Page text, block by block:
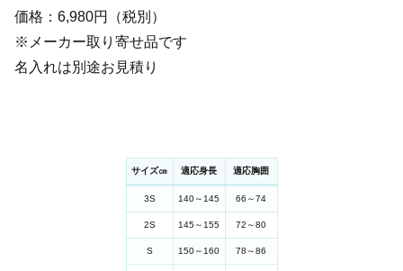
価格：6,980円（税別）
※メーカー取り寄せ品です
名入れは別途お見積り
サイズ㎝ 適応身長 適応胸囲
3S 140～145 66～74
2S 145～155 72～80
S 150～160 78～86